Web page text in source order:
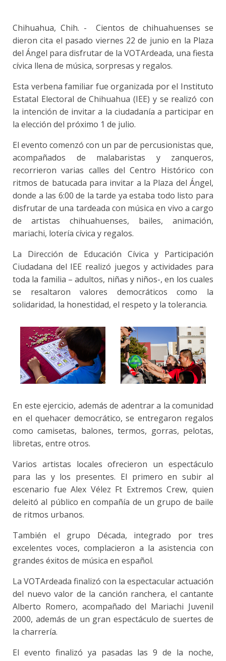
Chihuahua, Chih. - Cientos de chihuahuenses se
dieron cita el pasado viernes 22 de junio en la Plaza
del Ángel para disfrutar de la VOTArdeada, una fiesta
cívica llena de música, sorpresas y regalos.
Esta verbena familiar fue organizada por el Instituto
Estatal Electoral de Chihuahua (IEE) y se realizó con
la intención de invitar a la ciudadanía a participar en
la elección del próximo 1 de julio.
El evento comenzó con un par de percusionistas que,
acompañados de malabaristas y zanqueros,
recorrieron varias calles del Centro Histórico con
ritmos de batucada para invitar a la Plaza del Ángel,
donde a las 6:00 de la tarde ya estaba todo listo para
disfrutar de una tardeada con música en vivo a cargo
de artistas chihuahuenses, bailes, animación,
mariachi, lotería cívica y regalos.
La Dirección de Educación Cívica y Participación
Ciudadana del IEE realizó juegos y actividades para
toda la familia – adultos, niñas y niños-, en los cuales
se resaltaron valores democráticos como la
solidaridad, la honestidad, el respeto y la tolerancia.
En este ejercicio, además de adentrar a la comunidad
en el quehacer democrático, se entregaron regalos
como camisetas, balones, termos, gorras, pelotas,
libretas, entre otros.
Varios artistas locales ofrecieron un espectáculo
para las y los presentes. El primero en subir al
escenario fue Alex Vélez Ft Extremos Crew, quien
deleitó al público en compañía de un grupo de baile
de ritmos urbanos.
También el grupo Década, integrado por tres
excelentes voces, complacieron a la asistencia con
grandes éxitos de música en español.
La VOTArdeada finalizó con la espectacular actuación
del nuevo valor de la canción ranchera, el cantante
Alberto Romero, acompañado del Mariachi Juvenil
2000, además de un gran espectáculo de suertes de
la charrería.
El evento finalizó ya pasadas las 9 de la noche,